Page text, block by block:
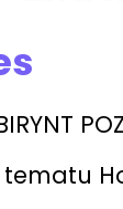
tematu